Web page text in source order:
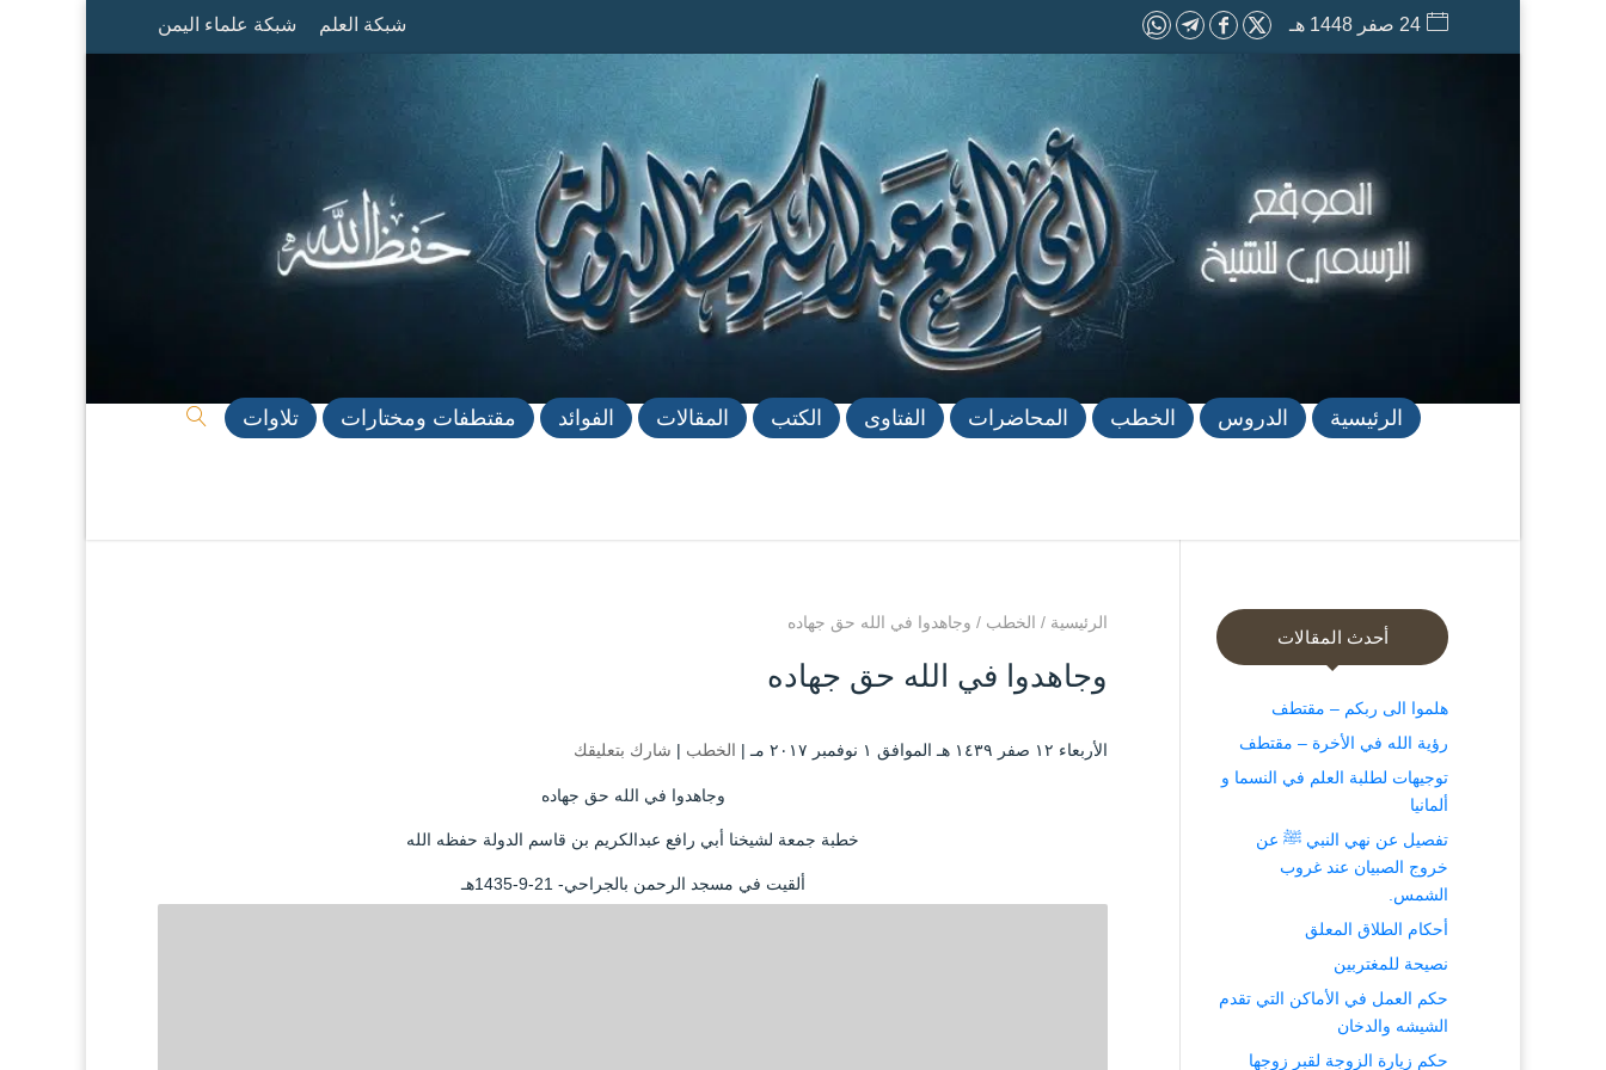
24 صفر 1448 هـ شبكة العلم شبكة علماء اليمن
الرئيسية الدروس الخطب المحاضرات الفتاوى الكتب المقالات الفوائد مقتطفات ومختارات تلاوات
الرئيسية / الخطب / وجاهدوا في الله حق جهاده
وجاهدوا في الله حق جهاده
الأربعاء ۱۲ صفر ۱٤۳۹ هـ الموافق ۱ نوفمبر ۲۰۱۷ مـ | الخطب | شارك بتعليقك
وجاهدوا في الله حق جهاده
خطبة جمعة لشيخنا أبي رافع عبدالكريم بن قاسم الدولة حفظه الله
ألقيت في مسجد الرحمن بالجراحي- 21-9-1435هـ
أحدث المقالات
هلموا الى ربكم – مقتطف
رؤية الله في الأخرة – مقتطف
توجيهات لطلبة العلم في النسما و
ألمانيا
تفصيل عن نهي النبي ﷺ عن
خروج الصبيان عند غروب
الشمس.
أحكام الطلاق المعلق
نصيحة للمغتربين
حكم العمل في الأماكن التي تقدم
الشيشه والدخان
حكم زيارة الزوجة لقبر زوجها